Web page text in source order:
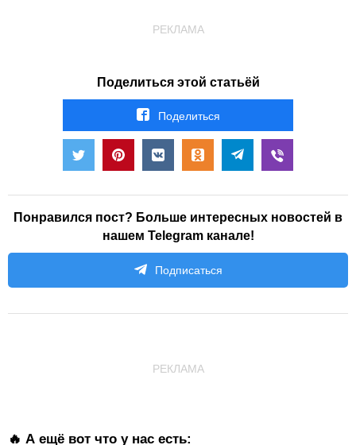
РЕКЛАМА
Поделиться этой статьёй
Поделиться
Понравился пост? Больше интересных новостей в
нашем Telegram канале!
Подписаться
РЕКЛАМА
🔥 А ещё вот что у нас есть: